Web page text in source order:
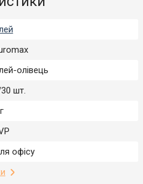
олівець
шт.
офісу